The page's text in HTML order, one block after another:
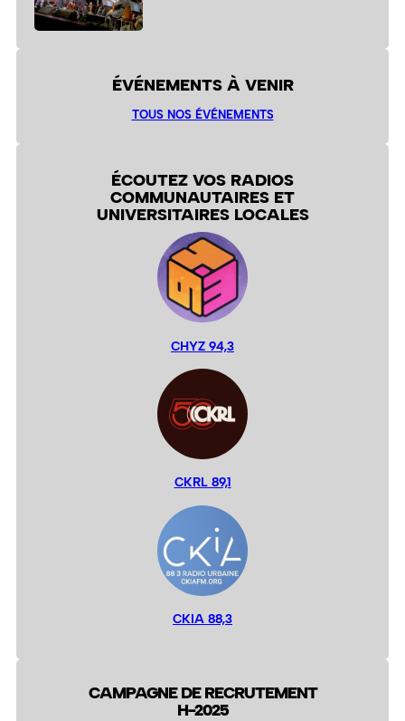
ÉVÉNEMENTS À VENIR
TOUS NOS ÉVÉNEMENTS
ÉCOUTEZ VOS RADIOS
COMMUNAUTAIRES ET
UNIVERSITAIRES LOCALES
CHYZ 94,3
CKRL 89,1
CKIA 88,3
CAMPAGNE DE RECRUTEMENT
H-2025